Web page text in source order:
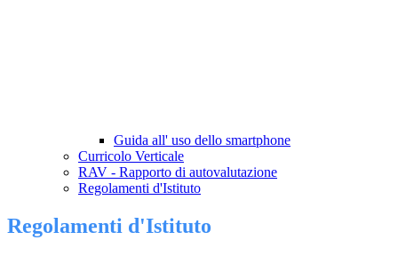
Guida all' uso dello smartphone
Curricolo Verticale
RAV - Rapporto di autovalutazione
Regolamenti d'Istituto
Regolamenti d'Istituto